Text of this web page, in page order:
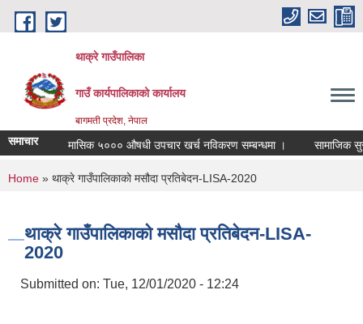
Skip to main content
थाक्रे गाउँपालिका
गाउँ कार्यपालिकाको कार्यालय
बागमती प्रदेश, नेपाल
समाचार मासिक ५००० औषधी उपचार खर्च नविकरण सम्बन्धमा । सामाजिक
You are here
Home » थाक्रे गाउँपालिकाको मसौदा प्रतिबेदन-LISA-2020
थाक्रे गाउँपालिकाको मसौदा प्रतिबेदन-LISA-
2020
Submitted on: Tue, 12/01/2020 - 12:24